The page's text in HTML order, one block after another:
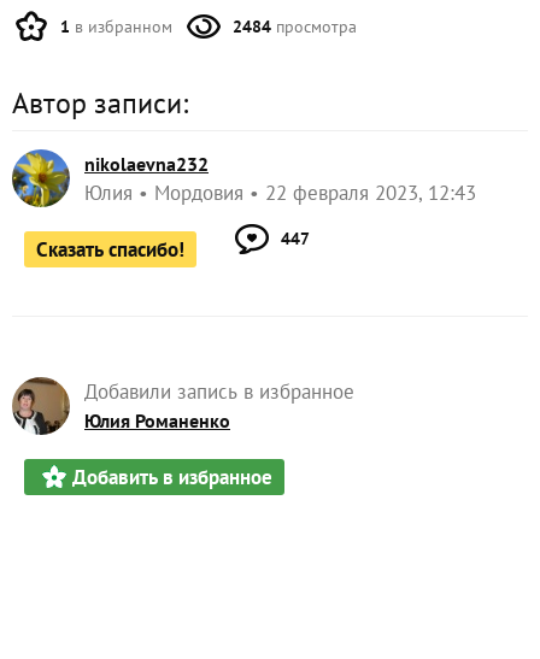
1 в избранном 2484 просмотра
Автор записи:
nikolaevna232
Юлия Мордовия 22 февраля 2023, 12:43
Сказать спасибо! 447
Добавили запись в избранное
Юлия Романенко
Добавить в избранное